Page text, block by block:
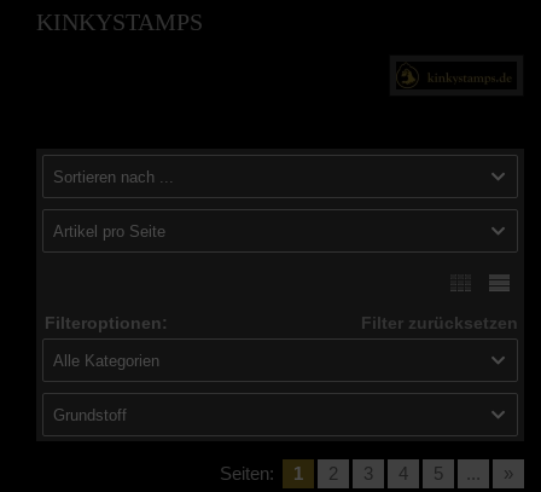
KINKYSTAMPS
Sortieren nach ...
Artikel pro Seite
Filteroptionen: Filter zurücksetzen
Alle Kategorien
Grundstoff
Seiten: 1 2 3 4 5 ... »